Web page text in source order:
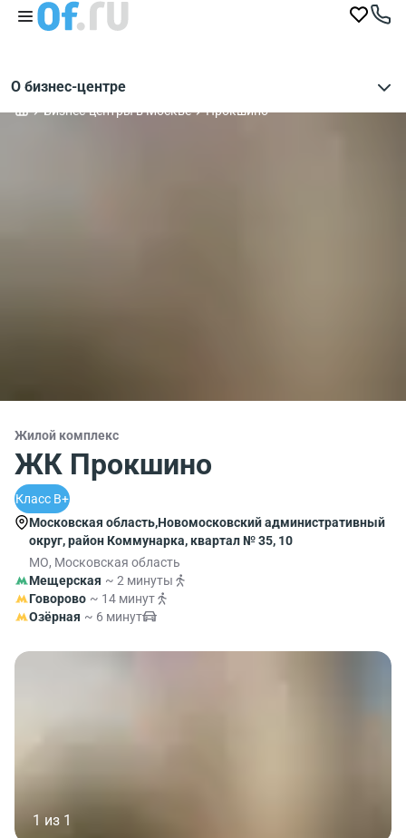
О бизнес-центре
Бизнес-центры в Москве Прокшино
Жилой комплекс
ЖК Прокшино
Класс B+
Московская область,Новомосковский административный
округ, район Коммунарка, квартал № 35, 10
МО, Московская область
Мещерская ~ 2 минуты
Говорово ~ 14 минут
Озёрная ~ 6 минут
1 из 1